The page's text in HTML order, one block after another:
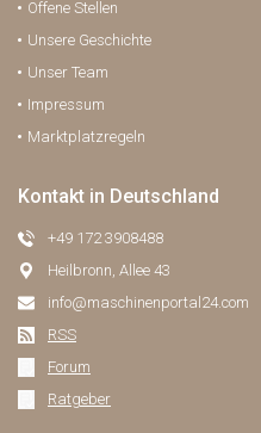
Offene Stellen
Unsere Geschichte
Unser Team
Impressum
Marktplatzregeln
Kontakt in Deutschland
+49 172 3908488
Heilbronn, Allee 43
info@maschinenportal24.сom
RSS
Forum
Ratgeber